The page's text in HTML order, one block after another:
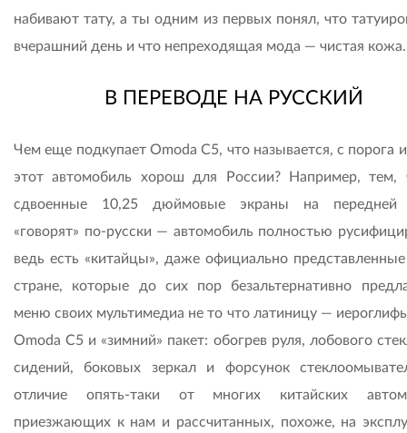
набивают тату, а ты одним из первых понял, что
вчерашний день и что непреходящая мода — чистая
В ПЕРЕВОДЕ НА РУССКИЙ
Чем еще подкупает Omoda C5, что называется, с порога
этот автомобиль хорош для России? Например, тем,
сдвоенные 10,25 дюймовые экраны на передней
«говорят» по-русски — автомобиль полностью
ведь есть «китайцы», даже официально
стране, которые до сих пор безальтернативно
меню своих мультимедиа не то что латиницу —
Omoda C5 и «зимний» пакет: обогрев руля, лобового
сидений, боковых зеркал и форсунок
отличие опять-таки от многих китайских
приезжающих к нам и рассчитанных, похоже, на